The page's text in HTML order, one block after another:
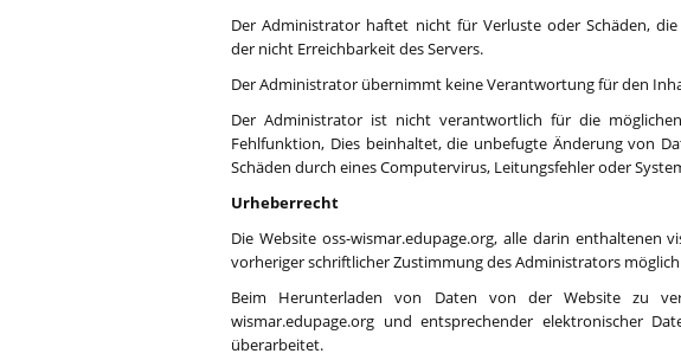
Der Administrator haftet nicht für Verluste oder Schäden,
der nicht Erreichbarkeit des Servers.
Der Administrator übernimmt keine Verantwortung für den
Der Administrator ist nicht verantwortlich für die
Fehlfunktion, Dies beinhaltet, die unbefugte Änderung von
Schäden durch eines Computervirus, Leitungsfehler oder
Urheberrecht
Die Website oss-wismar.edupage.org, alle darin
vorheriger schriftlicher Zustimmung des Administrators
Beim Herunterladen von Daten von der Website zu
wismar.edupage.org und entsprechender elektronischer
überarbeitet.